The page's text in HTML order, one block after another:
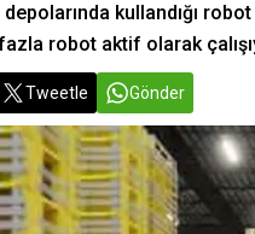
kullandığı
robot aktif olarak
Tweetle Gönder